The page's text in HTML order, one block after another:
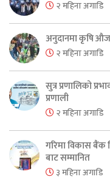
२ महिना अगाडि
अनुदानमा कृषि
२ महिना अगाडि
सुत्र प्रणालिको
प्रणाली
२ महिना अगाडि
गरिमा विकास बैंक
बाट सम्मानित
३ महिना अगाडि